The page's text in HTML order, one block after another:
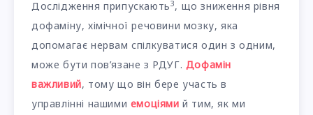
Дослідження припускають3, що зниження рівня
дофаміну, хімічної речовини мозку, яка
допомагає нервам спілкуватися один з одним,
може бути пов’язане з РДУГ. Дофамін
важливий, тому що він бере участь в
управлінні нашими емоціями й тим, як ми